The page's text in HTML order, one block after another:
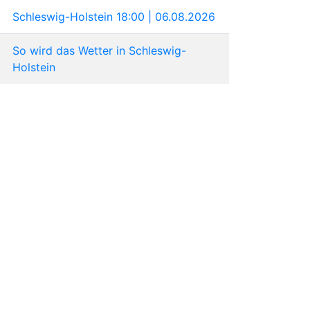
Schleswig-Holstein 18:00 | 06.08.2026
So wird das Wetter in Schleswig-
Holstein